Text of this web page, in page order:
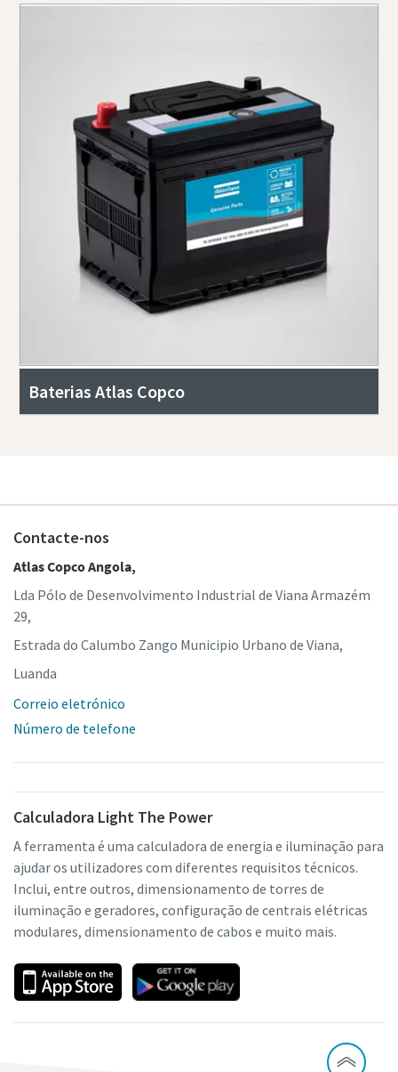
Baterias Atlas Copco
Contacte-nos
Atlas Copco Angola,
Lda Pólo de Desenvolvimento Industrial de Viana Armazém
29,
Estrada do Calumbo Zango Municipio Urbano de Viana,
Luanda
Correio eletrónico
Número de telefone
Calculadora Light The Power
A ferramenta é uma calculadora de energia e iluminação para
ajudar os utilizadores com diferentes requisitos técnicos.
Inclui, entre outros, dimensionamento de torres de
iluminação e geradores, configuração de centrais elétricas
modulares, dimensionamento de cabos e muito mais.